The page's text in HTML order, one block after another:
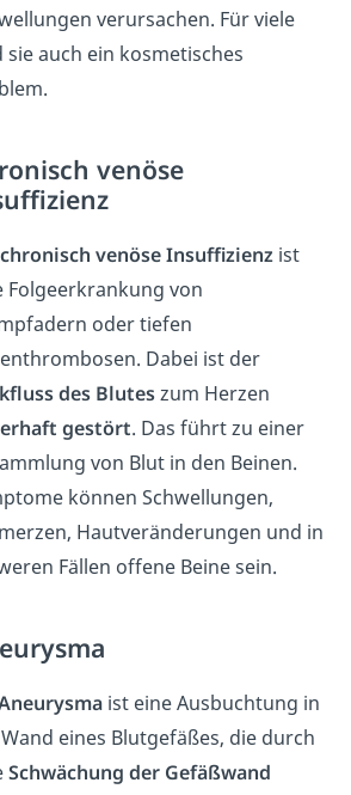
verursachen. Für viele
sie auch ein kosmetisches
venöse
chronisch venöse Insuffizienz ist
Folgeerkrankung von
oder tiefen
Dabei ist der
des Bluteszum Herzen
gestört. Das führt zu einer
von Blut in den Beinen.
können Schwellungen,
Hautveränderungen und in
Fällen offene Beine sein.
ist eine Ausbuchtung in
eines Blutgefäßes, die durch
Schwächung der Gefäßwand